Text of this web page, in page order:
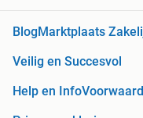
Blog Marktplaats
Veilig en Succesvol
Help en Info